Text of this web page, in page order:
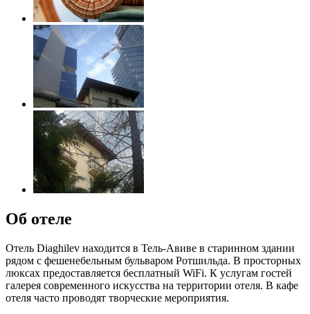
Об отеле
Отель Diaghilev находится в Тель-Авиве в старинном здании
рядом с фешенебельным бульваром Ротшильда. В просторных
люксах предоставляется бесплатный WiFi. К услугам гостей
галерея современного искусства на территории отеля. В кафе
отеля часто проводят творческие мероприятия.